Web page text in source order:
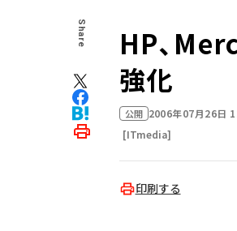
Share
HP、
強化
公開 2006年07月26日
[ITmedia]
印刷する